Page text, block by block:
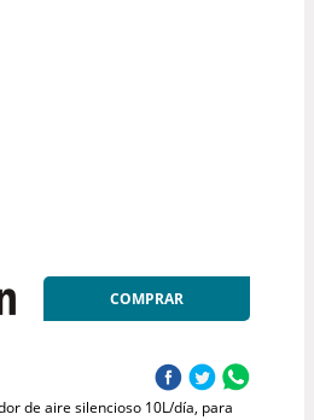
COMPRAR
de aire silencioso 10L/día, para